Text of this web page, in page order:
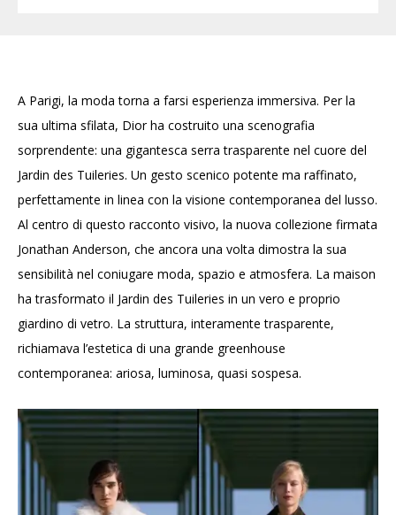
A Parigi, la moda torna a farsi esperienza immersiva. Per la
sua ultima sfilata, Dior ha costruito una scenografia
sorprendente: una gigantesca serra trasparente nel cuore del
Jardin des Tuileries. Un gesto scenico potente ma raffinato,
perfettamente in linea con la visione contemporanea del lusso.
Al centro di questo racconto visivo, la nuova collezione firmata
Jonathan Anderson, che ancora una volta dimostra la sua
sensibilità nel coniugare moda, spazio e atmosfera. La maison
ha trasformato il Jardin des Tuileries in un vero e proprio
giardino di vetro. La struttura, interamente trasparente,
richiamava l’estetica di una grande greenhouse
contemporanea: ariosa, luminosa, quasi sospesa.